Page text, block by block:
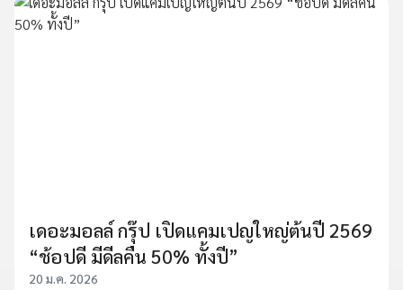
เดอะมอลล์ กรุ๊ป เปิดแคมเปญใหญ่ต้นปี 2569
“ช้อปดี มีดีลคืน 50% ทั้งปี”
20 ม.ค. 2026